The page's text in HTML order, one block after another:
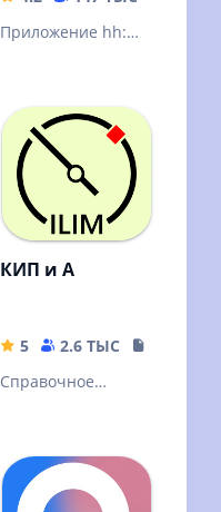
Приложение hh:
КИП и А
5 2.6 ТЫС
Справочное
и А